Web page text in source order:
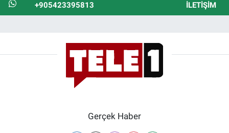
+905423395813 İLETIŞIM
Gerçek Haber